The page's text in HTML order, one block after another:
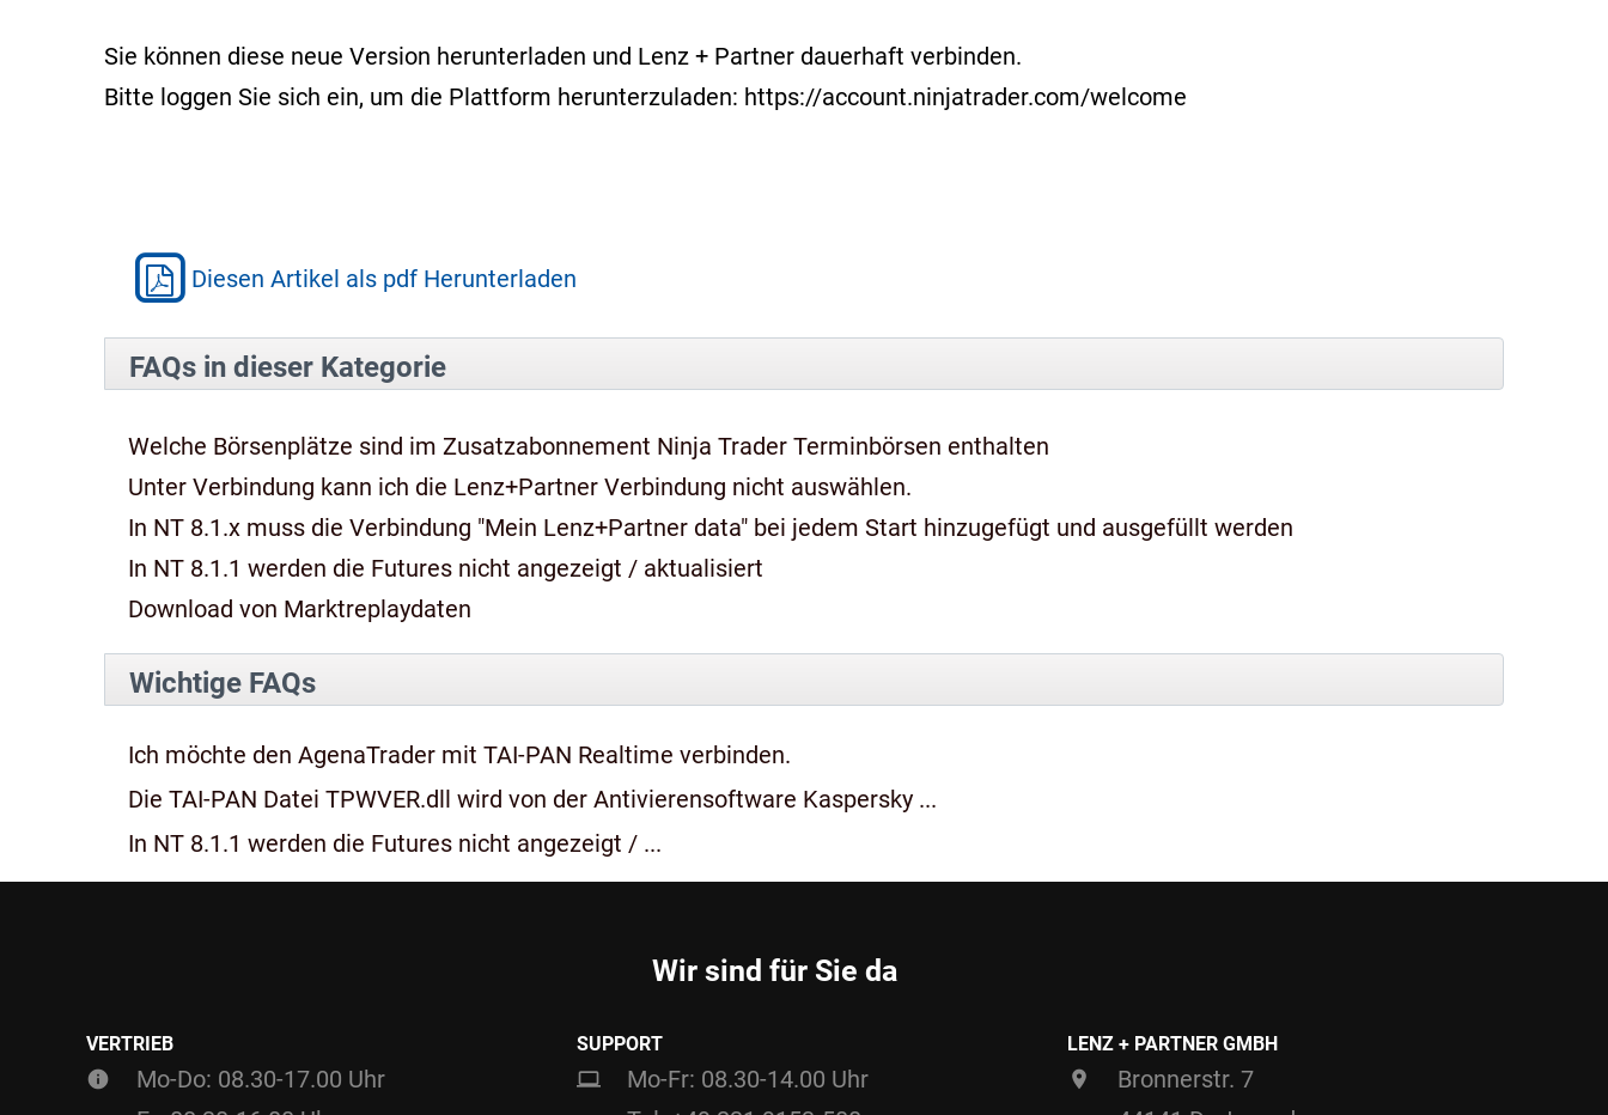
Sie können diese neue Version herunterladen und Lenz + Partner dauerhaft verbinden.
Bitte loggen Sie sich ein, um die Plattform herunterzuladen: https://account.ninjatrader.com/welcome
Diesen Artikel als pdf Herunterladen
FAQs in dieser Kategorie
Welche Börsenplätze sind im Zusatzabonnement Ninja Trader Terminbörsen enthalten
Unter Verbindung kann ich die Lenz+Partner Verbindung nicht auswählen.
In NT 8.1.x muss die Verbindung "Mein Lenz+Partner data" bei jedem Start hinzugefügt und ausgefüllt werden
In NT 8.1.1 werden die Futures nicht angezeigt / aktualisiert
Download von Marktreplaydaten
Wichtige FAQs
Ich möchte den AgenaTrader mit TAI-PAN Realtime verbinden.
Die TAI-PAN Datei TPWVER.dll wird von der Antivierensoftware Kaspersky ...
In NT 8.1.1 werden die Futures nicht angezeigt / ...
Wir sind für Sie da
VERTRIEB
Mo-Do: 08.30-17.00 Uhr
SUPPORT
Mo-Fr: 08.30-14.00 Uhr
LENZ + PARTNER GMBH
Bronnerstr. 7